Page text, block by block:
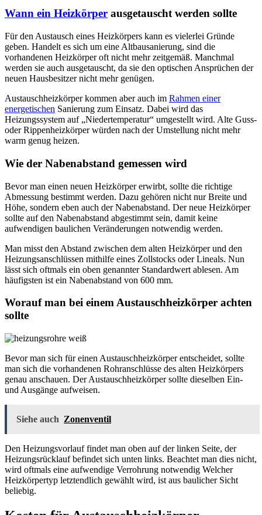
Wann ein Heizkörper ausgetauscht werden sollte
Für den Austausch eines Heizkörpers kann es vielerlei Gründe
geben. Handelt es sich um eine Altbausanierung, sind die
vorhandenen Heizkörper oft nicht mehr zeitgemäß. Manchmal
werden sie auch ausgetauscht, da sie den optischen Ansprüchen der
neuen Hausbesitzer nicht mehr genügen.
Austauschheizkörper kommen aber auch im Rahmen einer
energetischen Sanierung zum Einsatz. Dabei wird das
Heizungssystem auf „Niedertemperatur“ umgestellt wird. Alte Guss-
oder Rippenheizkörper würden nach der Umstellung nicht mehr
warm genug heizen.
Wie der Nabenabstand gemessen wird
Bevor man einen neuen Heizkörper erwirbt, sollte die richtige
Abmessung bestimmt werden. Dazu gehören nicht nur Breite und
Höhe, sondern eben auch der Nabenabstand. Der neue Heizkörper
sollte auf den Nabenabstand abgestimmt sein, damit keine
aufwendigen baulichen Veränderungen notwendig werden.
Man misst den Abstand zwischen dem alten Heizkörper und den
Heizungsanschlüssen mithilfe eines Zollstocks oder Lineals. Nun
lässt sich oftmals ein oben genannter Standardwert ablesen. Am
häufigsten ist ein Nabenabstand von 600 mm.
Worauf man bei einem Austauschheizkörper achten
sollte
Bevor man sich für einen Austauschheizkörper entscheidet, sollte
man sich die vorhandenen Rohranschlüsse des alten Heizkörpers
genau anschauen. Der Austauschheizkörper sollte dieselben Ein-
und Ausgänge aufweisen.
Siehe auch Zonenventil
Den Heizungsvorlauf findet man oben auf der linken Seite, der
Heizungsrücklauf befindet sich unten links. Beachtet man dies nicht,
wird oftmals eine aufwendige Verrohrung notwendig Welcher
Heizkörpertyp letztendlich gewählt wird, ist aus baulicher Sicht
beliebig.